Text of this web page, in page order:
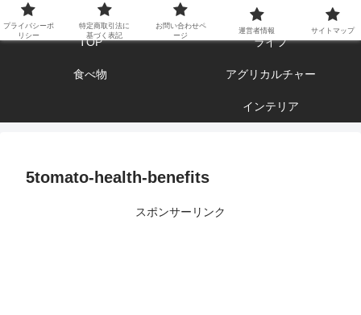
エンジョイ ブログライフ
TOP ライフ
食べ物 アグリカルチャー
インテリア
5tomato-health-benefits
スポンサーリンク
プライバシーポ
リシー
特定商取引法に
基づく表記
お問い合わせペ
ージ
運営者情報 サイトマップ